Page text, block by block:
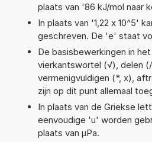
plaats van '86 kJ/mol naar
In plaats van '1,22 x 10^5'
geschreven. De 'e' staat
De basisbewerkingen in het
vierkantswortel (√), delen
vermenigvuldigen (*, x),
zijn op dit punt allemaal
In plaats van de Griekse
eenvoudige 'u' worden
plaats van µPa.